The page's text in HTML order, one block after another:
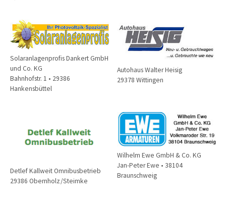
Solaranlagenprofis Dankert GmbH
und Co. KG
Bahnhofstr. 1 • 29386
Hankensbüttel
Autohaus Walter Heisig
29378 Wittingen
Detlef Kallweit Omnibusbetrieb
29386 Obernholz /Steimke
Wilhelm Ewe GmbH & Co. KG
Jan-Peter Ewe • 38104
Braunschweig